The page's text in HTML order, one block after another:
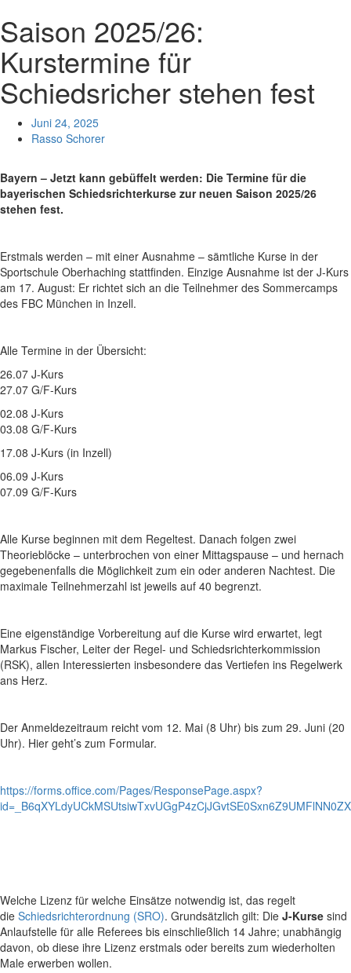
Saison 2025/26:
Kurstermine für
Schiedsricher stehen fest
Juni 24, 2025
Rasso Schorer
Bayern – Jetzt kann gebüffelt werden: Die Termine für die
bayerischen Schiedsrichterkurse zur neuen Saison 2025/26
stehen fest.
Erstmals werden – mit einer Ausnahme – sämtliche Kurse in der
Sportschule Oberhaching stattfinden. Einzige Ausnahme ist der J-Kurs
am 17. August: Er richtet sich an die Teilnehmer des Sommercamps
des FBC München in Inzell.
Alle Termine in der Übersicht:
26.07 J-Kurs
27.07 G/F-Kurs
02.08 J-Kurs
03.08 G/F-Kurs
17.08 J-Kurs (in Inzell)
06.09 J-Kurs
07.09 G/F-Kurs
Alle Kurse beginnen mit dem Regeltest. Danach folgen zwei
Theorieblöcke – unterbrochen von einer Mittagspause – und hernach
gegebenenfalls die Möglichkeit zum ein oder anderen Nachtest. Die
maximale Teilnehmerzahl ist jeweils auf 40 begrenzt.
Eine eigenständige Vorbereitung auf die Kurse wird erwartet, legt
Markus Fischer, Leiter der Regel- und Schiedsrichterkommission
(RSK), allen Interessierten insbesondere das Vertiefen ins Regelwerk
ans Herz.
Der Anmeldezeitraum reicht vom 12. Mai (8 Uhr) bis zum 29. Juni (20
Uhr). Hier geht’s zum Formular.
https://forms.office.com/Pages/ResponsePage.aspx?
Welche Lizenz für welche Einsätze notwendig ist, das regelt
die Schiedsrichterordnung (SRO). Grundsätzlich gilt: Die J-Kurse sind
Anlaufstelle für alle Referees bis einschließlich 14 Jahre; unabhängig
davon, ob diese ihre Lizenz erstmals oder bereits zum wiederholten
Male erwerben wollen.